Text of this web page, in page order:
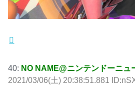
40: NO NAME@ニンテンドーニュ
2021/03/06(土) 20:38:51.881